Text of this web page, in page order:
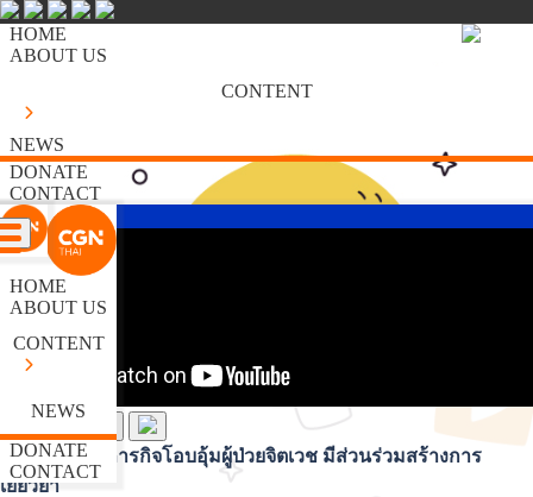
HOME
ABOUT US
CONTENT
NEWS
DONATE
CONTACT
HOME
ABOUT US
CONTENT
NEWS
DONATE
CONTACT
คริสตจักรกับภารกิจโอบอุ้มผู้ป่วยจิตเวช มีส่วนร่วมสร้างการ
เยียวยา